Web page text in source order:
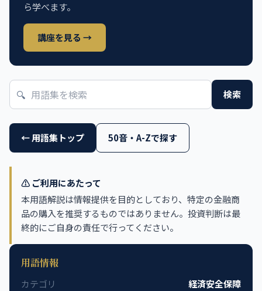
ら学べます。
講座を見る →
🔍 検索
← 用語集トップ 50音・A-Zで探す
⚠️ ご利用にあたって
本用語解説は情報提供を目的としており、特定の金融商
品の購入を推奨するものではありません。投資判断は最
終的にご自身の責任で行ってください。
用語情報
カテゴリ
経済安全保障